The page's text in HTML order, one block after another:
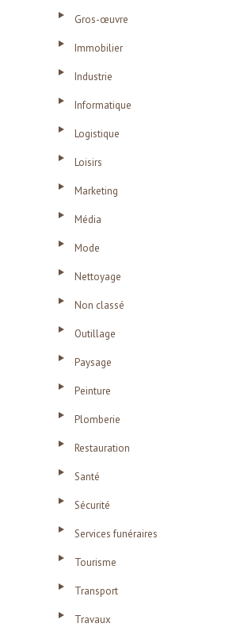
Gros-œuvre
Immobilier
Industrie
Informatique
Logistique
Loisirs
Marketing
Média
Mode
Nettoyage
Non classé
Outillage
Paysage
Peinture
Plomberie
Restauration
Santé
Sécurité
Services funéraires
Tourisme
Transport
Travaux